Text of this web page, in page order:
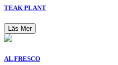
TEAK PLANT
Läs Mer
AL FRESCO